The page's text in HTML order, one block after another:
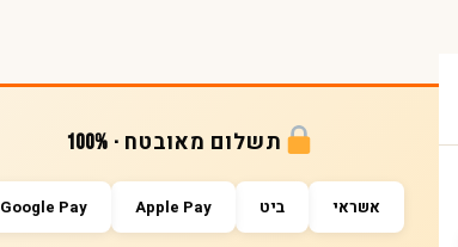
תשלום מאובטח · 100%
אשראי ביט Apple Pay
Google Pay